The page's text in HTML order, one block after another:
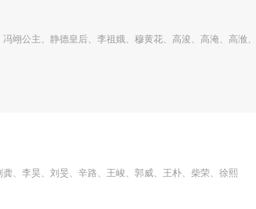
翊公主、静德皇后、李祖娥、穆黄花、高浚、高淹、高浟
、李昊、刘旻、辛路、王峻、郭威、王朴、柴荣、徐熙